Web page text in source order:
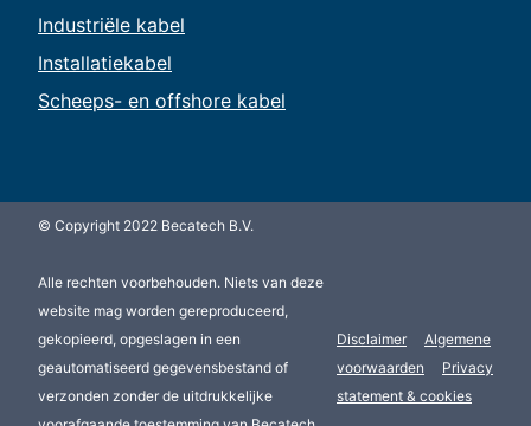
Industriële kabel
Installatiekabel
Scheeps- en offshore kabel
© Copyright 2022 Becatech B.V.
Alle rechten voorbehouden. Niets van deze
website mag worden gereproduceerd,
gekopieerd, opgeslagen in een
geautomatiseerd gegevensbestand of
verzonden zonder de uitdrukkelijke
Disclaimer
Algemene
voorwaarden
Privacy
statement & cookies